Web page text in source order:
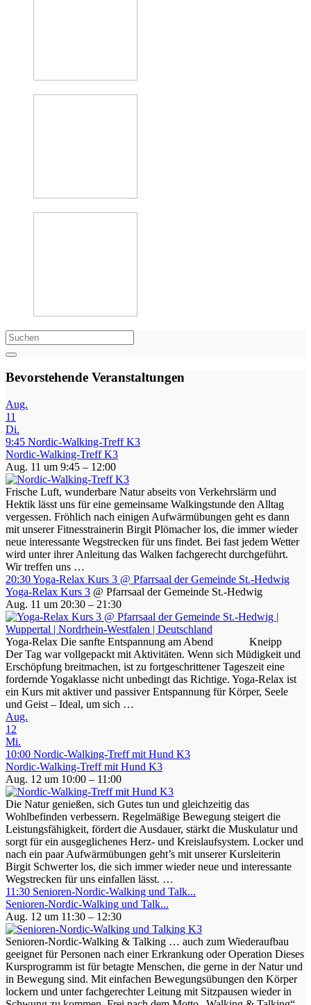
Bevorstehende Veranstaltungen
Aug.
11
Di.
9:45 Nordic-Walking-Treff K3
Nordic-Walking-Treff K3
Aug. 11 um 9:45 – 12:00
Frische Luft, wunderbare Natur abseits von Verkehrslärm und
Hektik lässt uns für eine gemeinsame Walkingstunde den Alltag
vergessen. Fröhlich nach einigen Aufwärmübungen geht es dann
mit unserer Fitnesstrainerin Birgit Plömacher los, die immer wieder
neue interessante Wegstrecken für uns findet. Bei fast jedem Wetter
wird unter ihrer Anleitung das Walken fachgerecht durchgeführt.
Wir treffen uns …
20:30Yoga-Relax Kurs 3 @ Pfarrsaal der Gemeinde St.-Hedwig
Yoga-Relax Kurs 3 @ Pfarrsaal der Gemeinde St.-Hedwig
Aug. 11 um 20:30 – 21:30
Yoga-Relax Die sanfte Entspannung am Abend Kneipp
Der Tag war vollgepackt mit Aktivitäten. Wenn sich Müdigkeit und
Erschöpfung breitmachen, ist zu fortgeschrittener Tageszeit eine
fordernde Yogaklasse nicht unbedingt das Richtige. Yoga-Relax ist
ein Kurs mit aktiver und passiver Entspannung für Körper, Seele
und Geist – Ideal, um sich …
Aug.
12
Mi.
10:00 Nordic-Walking-Treff mit Hund K3
Nordic-Walking-Treff mit Hund K3
Aug. 12 um 10:00 – 11:00
Die Natur genießen, sich Gutes tun und gleichzeitig das
Wohlbefinden verbessern. Regelmäßige Bewegung steigert die
Leistungsfähigkeit, fördert die Ausdauer, stärkt die Muskulatur und
sorgt für ein ausgeglichenes Herz- und Kreislaufsystem. Locker und
nach ein paar Aufwärmübungen geht’s mit unserer Kursleiterin
Birgit Schwerter los, die sich immer wieder neue und interessante
Wegstrecken für uns einfallen lässt. …
11:30 Senioren-Nordic-Walking und Talk...
Senioren-Nordic-Walking und Talk...
Aug. 12 um 11:30 – 12:30
Senioren-Nordic-Walking & Talking … auch zum Wiederaufbau
geeignet für Personen nach einer Erkrankung oder Operation Dieses
Kursprogramm ist für betagte Menschen, die gerne in der Natur und
in Bewegung sind. Mit einfachen Bewegungsübungen den Körper
lockern und unter fachgerechter Leitung mit Sitzpausen wieder in